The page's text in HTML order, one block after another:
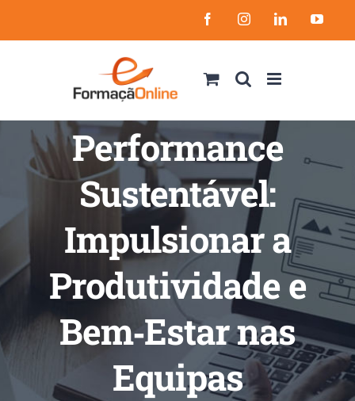
to
FacebookInstagramLinkedIn
Performance
Sustentável:
Impulsionar a
Produtividade e
Bem‑Estar nas
Equipas